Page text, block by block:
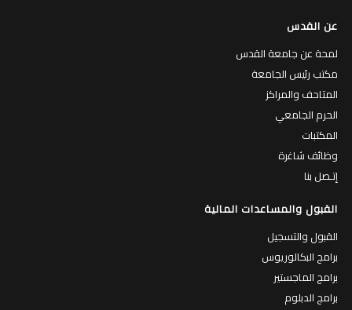
عن القدس
لمحة عن جامعة القدس
مكتب رئيس الجامعة
المتاحف والمراكز
الحرم الجامعي
المكتبات
وظائف شاغرة
إتـصل بنا
القبول والمساعدات المالية
القبول والتسجيل
برامج البكالوريوس
برامج الماجستير
برامج الدبلوم